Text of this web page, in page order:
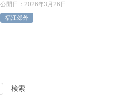
公開日： 2026年3月26日
福江郊外
検索